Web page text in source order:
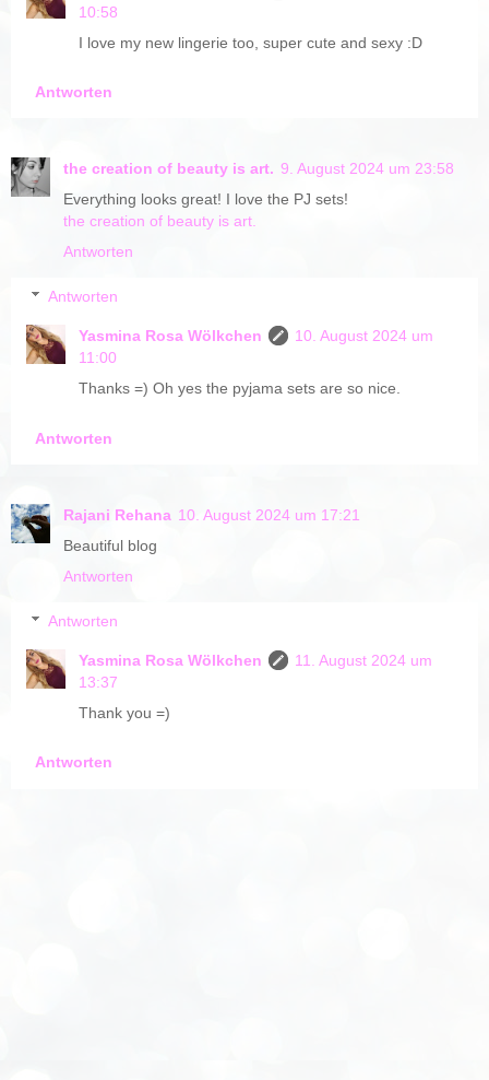
10:58
I love my new lingerie too, super cute and sexy :D
Antworten
the creation of beauty is art. 9. August 2024 um 23:58
Everything looks great! I love the PJ sets!
the creation of beauty is art.
Antworten
Antworten
Yasmina Rosa Wölkchen
10. August 2024 um
11:00
Thanks =) Oh yes the pyjama sets are so nice.
Antworten
Rajani Rehana 10. August 2024 um 17:21
Beautiful blog
Antworten
Antworten
Yasmina Rosa Wölkchen
11. August 2024 um
13:37
Thank you =)
Antworten